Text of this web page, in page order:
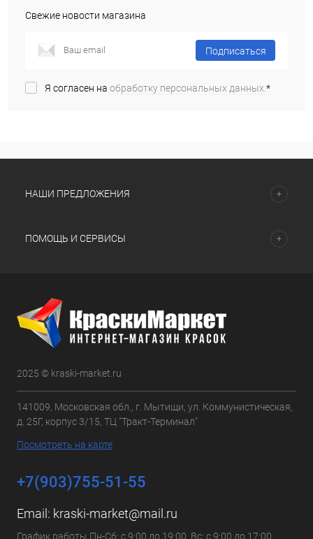
Свежие новости магазина
Подписаться
Я согласен на обработку персональных данных.*
НАШИ ПРЕДЛОЖЕНИЯ
ПОМОЩЬ И СЕРВИСЫ
2025 © kraski-market.ru
141009, Московская обл., г. Мытищи, ул. Коммунистическая,
д. 25Г, корпус 3/15, ТЦ "Тракт-Терминал"
Посмотреть на карте
+7(903)755-51-55
Email: kraski-market@mail.ru
График работы Пн-Сб: с 9:00 до 19:00, Вс: с 9:00 до 17:00